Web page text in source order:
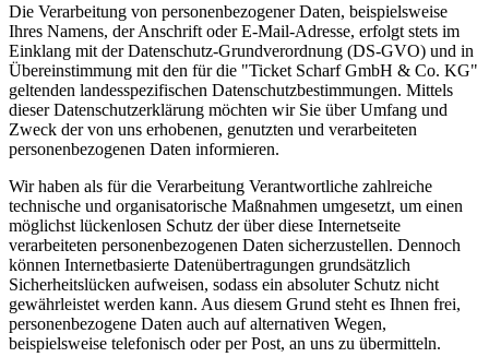
Die Verarbeitung von personenbezogener Daten, beispielsweise
Ihres Namens, der Anschrift oder E-Mail-Adresse, erfolgt stets im
Einklang mit der Datenschutz-Grundverordnung (DS-GVO) und in
Übereinstimmung mit den für die "Ticket Scharf GmbH & Co. KG"
geltenden landesspezifischen Datenschutzbestimmungen. Mittels
dieser Datenschutzerklärung möchten wir Sie über Umfang und
Zweck der von uns erhobenen, genutzten und verarbeiteten
personenbezogenen Daten informieren.
Wir haben als für die Verarbeitung Verantwortliche zahlreiche
technische und organisatorische Maßnahmen umgesetzt, um einen
möglichst lückenlosen Schutz der über diese Internetseite
verarbeiteten personenbezogenen Daten sicherzustellen. Dennoch
können Internetbasierte Datenübertragungen grundsätzlich
Sicherheitslücken aufweisen, sodass ein absoluter Schutz nicht
gewährleistet werden kann. Aus diesem Grund steht es Ihnen frei,
personenbezogene Daten auch auf alternativen Wegen,
beispielsweise telefonisch oder per Post, an uns zu übermitteln.